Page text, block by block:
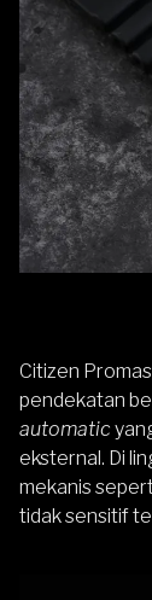
Citizen
pendekatan
automatic
eksternal. Di
mekanis
tidak sensitif